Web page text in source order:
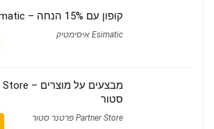
קופון עם 15% הנחה – Esimatic איסימטיק
Esimatic איסימטיק
סטור
Partner Store פרטנר סטור